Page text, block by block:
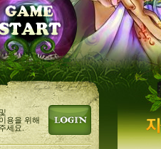
용을 위해
세요.